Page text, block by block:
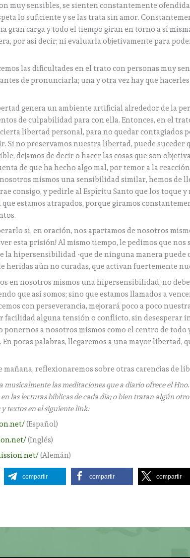
muy sensibles, se sienten constantemente
lo suficiente y se las trata sin amor.
gran carga y todo el tiempo giran en torno a sí
por así decir; ni evaluarla objetivamente para
las dificultades en el trato con personas muy
de pronunciarla; una y otra vez hay que
genera un ambiente artificial alrededor de la
de culpabilidad para con ella. Entonces, en el
libertad personal, para no quedar contagiados
Si no preservamos nuestra libertad, puede suceder
dejamos de decir o hacer las cosas que son
de que ha hecho algo mal, por temor a la
mismos una sensibilidad similar, hemos de
consigo, y pedirle al Espíritu Santo que los toque y
estamos atrapados, porque giramos
si, en oración, nos apartamos de nosotros
esta prisión! Al mismo tiempo, le pedimos que
la hipersensibilidad -que de ninguna manera
heridas aún no curadas, que activan fuertemente
en nosotros mismos una hipersensibilidad, no
que así somos; sino que estamos llamados a
con perseverancia, mejorará poco a poco
facilidad alguna tensión o conflicto, sin desesperar
ponernos a nosotros mismos como el centro de
En pocas palabras, llegaremos a una mayor libertad,
mañana, reflexionaremos sobre otras carencias de
musicalmente las meditaciones que a diario ofrece el
las lecturas bíblicas de cada día; o bien tratan algún
textos en el siguiente link:
(Español)
(Inglés)
(Alemán)
compartir compartir compartir